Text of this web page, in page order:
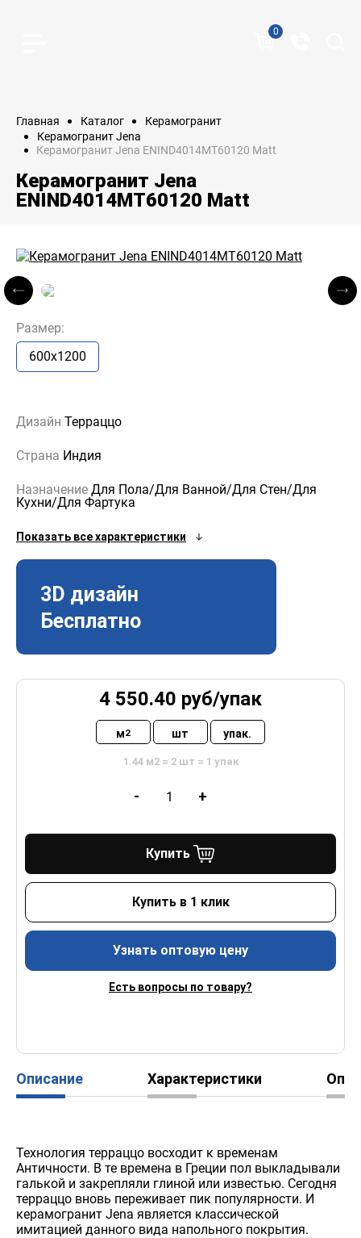
0
Главная Каталог
Керамогранит
Керамогранит Jena
Керамогранит Jena ENIND4014MT60120 Matt
Керамогранит Jena
ENIND4014MT60120 Matt
Размер:
600x1200
Дизайн Терраццо
Страна Индия
Назначение Для Пола/Для Ванной/Для Стен/Для
Кухни/Для Фартука
Показать все характеристики
3D дизайн
Бесплатно
4 550.40 руб/упак
м2 шт упак.
1.44 м2 = 2 шт = 1 упак
- +
Купить
Купить в 1 клик
Узнать оптовую цену
Есть вопросы по товару?
Описание Характеристики
Технология терраццо восходит к временам
Античности. В те времена в Греции пол выкладывали
галькой и закрепляли глиной или известью. Сегодня
терраццо вновь переживает пик популярности. И
керамогранит Jena является классической
имитацией данного вида напольного покрытия.